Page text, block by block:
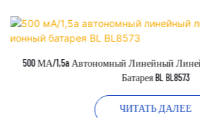
500 МА/1,5a Автономный Линейный
Батарея BL BL8573
ЧИТАТЬ ДАЛЕЕ